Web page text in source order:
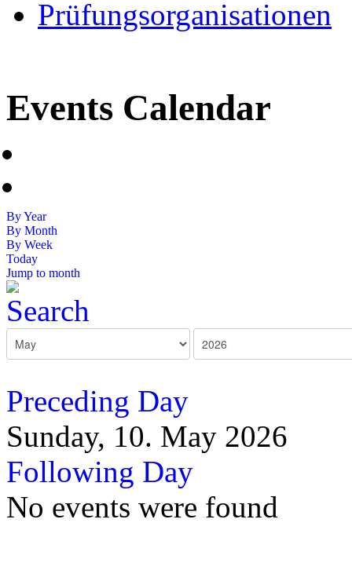
Prüfungsorganisationen
Events Calendar
By Year
By Month
By Week
Today
Jump to month
Preceding Day
Sunday, 10. May 2026
Following Day
No events were found